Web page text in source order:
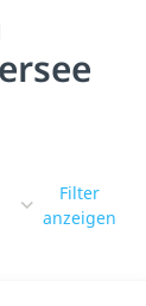
Filter
anzeigen